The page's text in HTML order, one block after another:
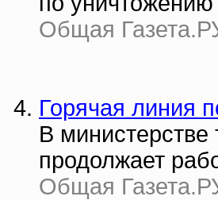
Общая
Горячая линия
В министерстве
продолжает
Общая